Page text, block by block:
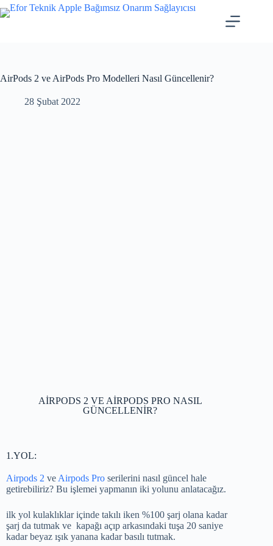
AirPods 2 ve AirPods Pro Modelleri Nasıl Güncellenir?
28 Şubat 2022
AİRPODS 2 VE AİRPODS PRO NASIL
GÜNCELLENİR?
1.YOL:
Airpods 2 ve Airpods Pro serilerini nasıl güncel hale
getirebiliriz? Bu işlemei yapmanın iki yolunu anlatacağız.
ilk yol kulaklıklar içinde takılı iken %100 şarj olana kadar
şarj da tutmak ve kapağı açıp arkasındaki tuşa 20 saniye
kadar beyaz ışık yanana kadar basılı tutmak.